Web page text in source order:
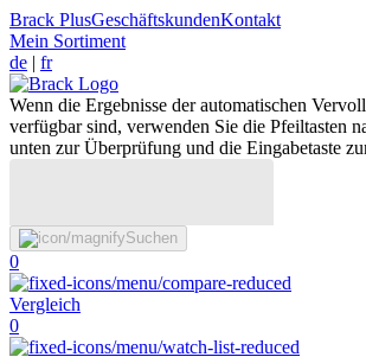
Brack PlusGeschäftskundenKontakt
Mein Sortiment
de | fr
Wenn die Ergebnisse der automatischen
verfügbar sind, verwenden Sie die Pfeiltasten
unten zur Überprüfung und die Eingabetaste
Suchen
0
Vergleich
0